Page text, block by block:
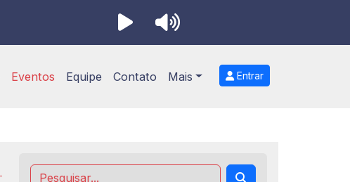
Eventos Equipe Contato Mais Entrar